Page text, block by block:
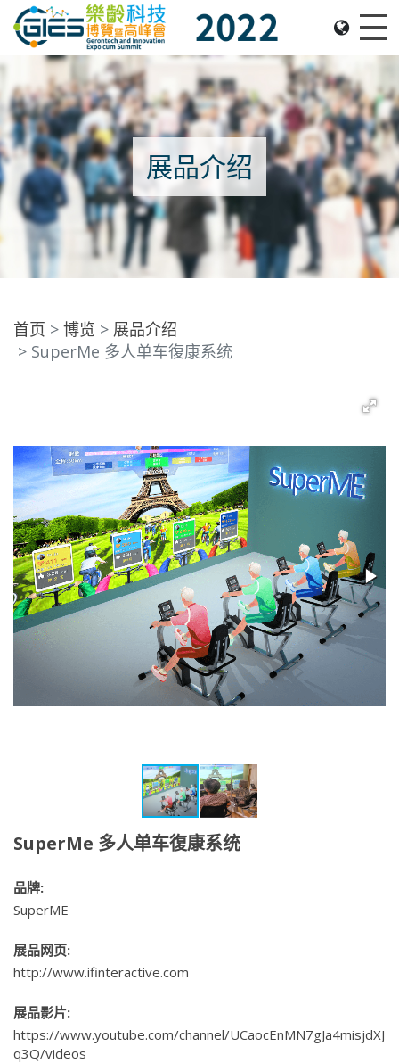
Date: Expo: 2-5 Nov 2022, Venue: Hall 1A-C, HKCEC
展品介绍
首页 博览
展品介绍
SuperMe 多人单车復康系统
SuperMe 多人单车復康系统
品牌:
SuperME
展品网页:
http://www.ifinteractive.com
展品影片:
https://www.youtube.com/channel/UCaocEnMN7gJa4misjdXJ
q3Q/videos